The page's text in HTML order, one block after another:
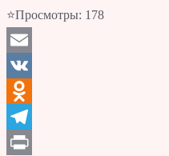
⭐Просмотры: 178
Email
VK
Odnoklassniki
Telegram